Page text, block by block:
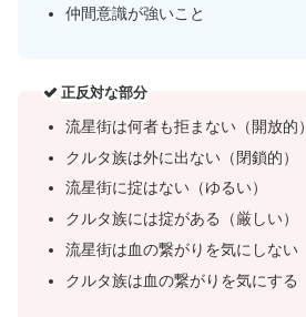
仲間意識が強いこと
正反対な部分
流星街は何者も拒まない（開放的）
クルタ族は外に出ない（閉鎖的）
流星街に掟はない（ゆるい）
クルタ族には掟がある（厳しい）
流星街は血の繋がりを気にしない
クルタ族は血の繋がりを気にする